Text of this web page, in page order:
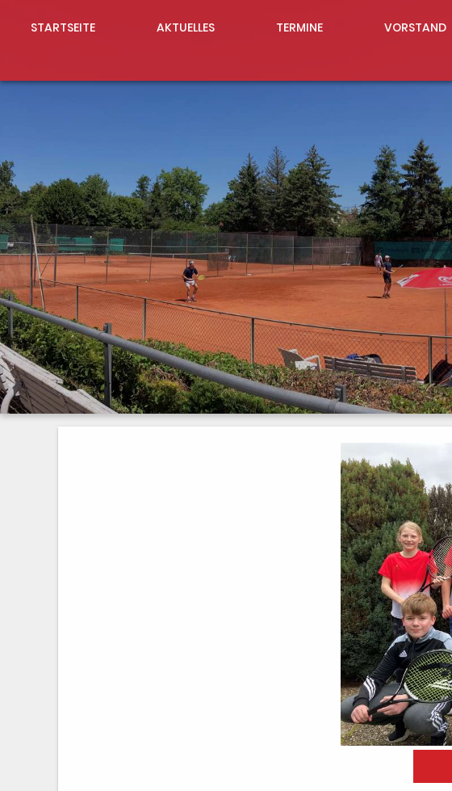
STARTSEITE AKTUELLES TERMINE VORSTAND